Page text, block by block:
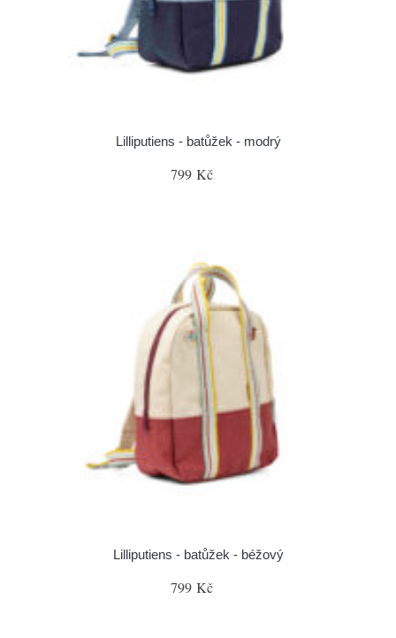
Lilliputiens - batůžek - modrý
799 Kč
Lilliputiens - batůžek - béžový
799 Kč